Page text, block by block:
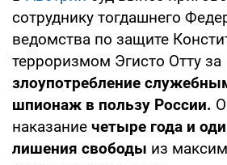
сотруднику тогдашнего
ведомства по защите
терроризмом Эгисто Отту за
злоупотребление
шпионаж в пользу России.
наказание четыре года и
лишения свободы из